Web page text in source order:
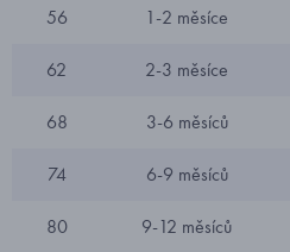
56 1-2 měsíce
62 2-3 měsíce
68 3-6 měsíců
74 6-9 měsíců
80 9-12 měsíců